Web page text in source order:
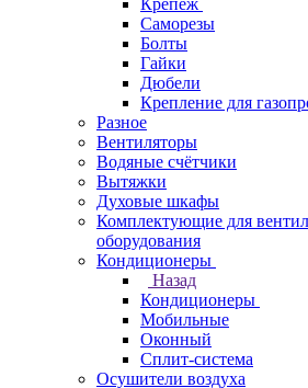
Крепеж
Саморезы
Болты
Гайки
Дюбели
Крепление для
Разное
Вентиляторы
Водяные счётчики
Вытяжки
Духовые шкафы
Комплектующие для
оборудования
Кондиционеры
Назад
Кондиционеры
Мобильные
Оконный
Сплит-система
Осушители воздуха